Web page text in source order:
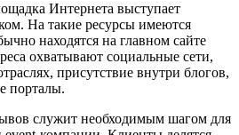
Интернета выступает
На такие ресурсы имеются
находятся на главном сайте
охватывают социальные сети,
присутствие внутри блогов,
порталы.
служит необходимым шагом для